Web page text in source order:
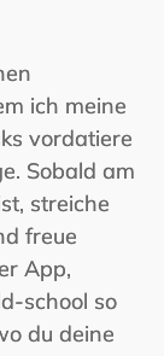
ich meine
vordatiere
Sobald am
streiche
freue
App,
school so
du deine